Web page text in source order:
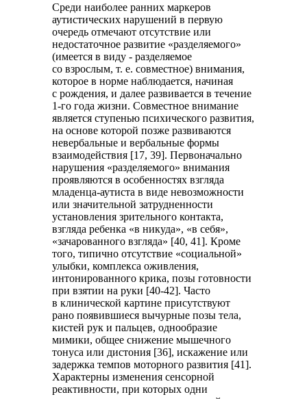
Среди наиболее ранних маркеров
аутистических нарушений в первую
очередь отмечают отсутствие или
недостаточное развитие «разделяемого»
(имеется в виду - разделяемое
со взрослым, т. е. совместное) внимания,
которое в норме наблюдается, начиная
с рождения, и далее развивается в течение
1-го года жизни. Совместное внимание
является ступенью психического развития,
на основе которой позже развиваются
невербальные и вербальные формы
взаимодействия [17, 39]. Первоначально
нарушения «разделяемого» внимания
проявляются в особенностях взгляда
младенца-аутиста в виде невозможности
или значительной затрудненности
установления зрительного контакта,
взгляда ребенка «в никуда», «в себя»,
«зачарованного взгляда» [40, 41]. Кроме
того, типично отсутствие «социальной»
улыбки, комплекса оживления,
интонированного крика, позы готовности
при взятии на руки [40-42]. Часто
в клинической картине присутствуют
рано появившиеся вычурные позы тела,
кистей рук и пальцев, однообразие
мимики, общее снижение мышечного
тонуса или дистония [36], искажение или
задержка темпов моторного развития [41].
Характерны изменения сенсорной
реактивности, при которых одни